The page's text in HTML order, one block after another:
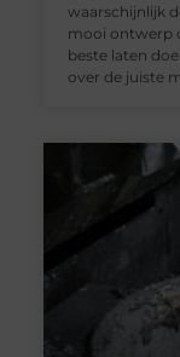
waarschijnlijk
mooi ontwerp
beste laten
over de juiste